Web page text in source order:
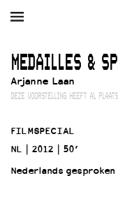
AGENDA FILM
Winkelmandje
Zoek
Openingstijden &
Bereikbaarheid
Kaartverkoop
MEDAILLES &
Arjanne Laan
DEZE VOORSTELLING HEEFT AL
FILMSPECIAL
NL
2012
50’
Nederlands gesproken